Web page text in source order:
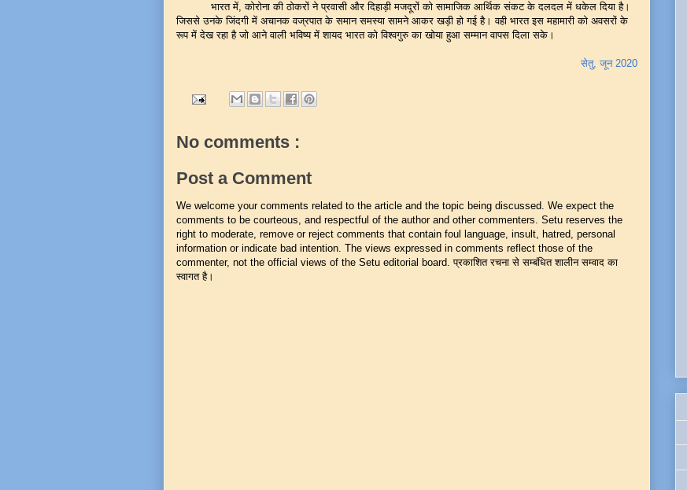
भारत में, कोरोना की ठोकरों ने प्रवासी और दिहाड़ी मजदूरों को सामाजिक आर्थिक संकट के दलदल में धकेल दिया है।
जिससे उनके जिंदगी में अचानक वज्रपात के समान समस्या सामने आकर खड़ी हो गई है। वही भारत इस महामारी को अवसरों के
रूप में देख रहा है जो आने वाली भविष्य में शायद भारत को विश्वगुरु का खोया हुआ सम्मान वापस दिला सके।
सेतु, जून 2020
No comments :
Post a Comment
We welcome your comments related to the article and the topic being discussed. We expect the
comments to be courteous, and respectful of the author and other commenters. Setu reserves the
right to moderate, remove or reject comments that contain foul language, insult, hatred, personal
information or indicate bad intention. The views expressed in comments reflect those of the
commenter, not the official views of the Setu editorial board. प्रकाशित रचना से सम्बंधित शालीन सम्वाद का
स्वागत है।